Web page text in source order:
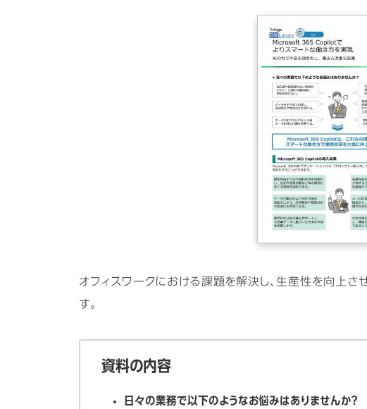
オフィスワークにおける課題を解決し、生産性を向
す。
資料の内容
日々の業務で以下のようなお悩みはありませんか？